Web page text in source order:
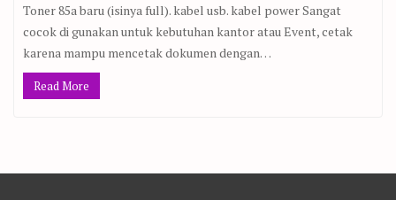
Toner 85a baru (isinya full). kabel usb. kabel power Sangat
cocok di gunakan untuk kebutuhan kantor atau Event, cetak
karena mampu mencetak dokumen dengan…
Read More